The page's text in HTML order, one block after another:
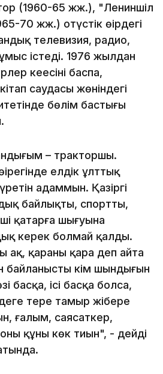
(1960-65 жж.), "Лениншіл
70 жж.) оңтүстік өңірдегі
телевизия, радио,
істеді. 1976 жылдан
кеңесінің баспа,
саудасы жөніндегі
бөлім бастығы
– тракторшы.
елдік ұлттық
адаммын. Қазіргі
байлықтың, спорттың,
қатарға шығуына
керек болмай қалды.
ақ, қараны қара деп айта
байланысты кім шындығын
басқа, ісі басқа болса,
терең тамыр жібере
ғалым, саясаткер,
құны көк тиын", - дейді